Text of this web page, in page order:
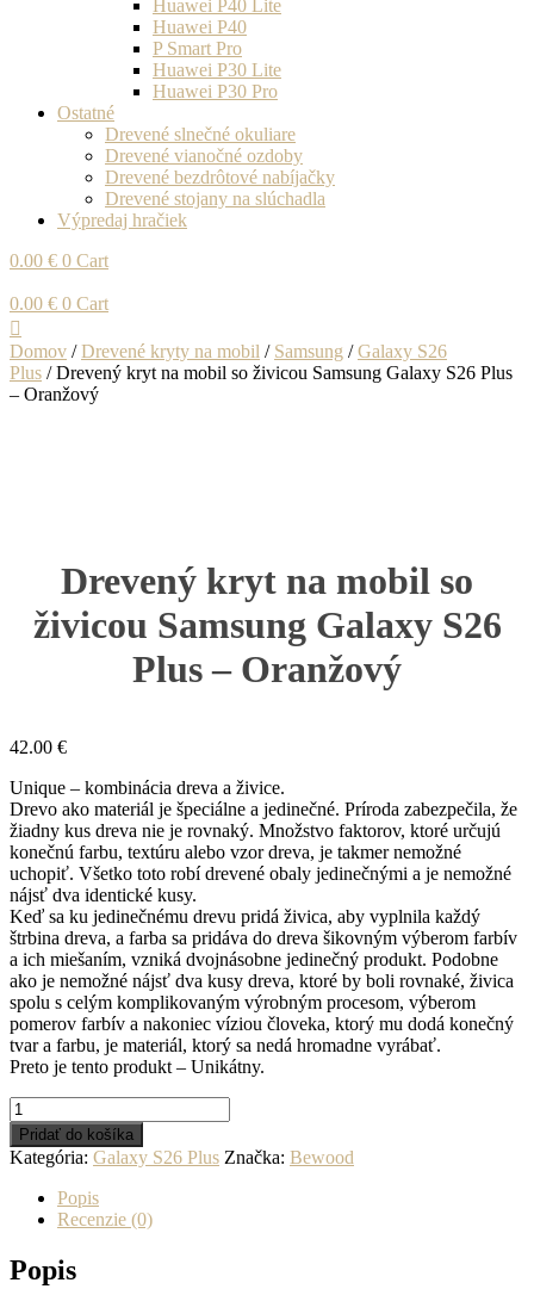
Huawei P40 Lite
Huawei P40
P Smart Pro
Huawei P30 Lite
Huawei P30 Pro
Ostatné
Drevené slnečné okuliare
Drevené vianočné ozdoby
Drevené bezdrôtové nabíjačky
Drevené stojany na slúchadla
Výpredaj hračiek
0.00 € 0 Cart
0.00 € 0 Cart
Domov /Drevené kryty na mobil / Samsung /Galaxy S26
Plus / Drevený kryt na mobil so živicou Samsung Galaxy S26 Plus
– Oranžový
Drevený kryt na mobil so
živicou Samsung Galaxy S26
Plus – Oranžový
42.00 €
Unique – kombinácia dreva a živice.
Drevo ako materiál je špeciálne a jedinečné. Príroda zabezpečila, že
žiadny kus dreva nie je rovnaký. Množstvo faktorov, ktoré určujú
konečnú farbu, textúru alebo vzor dreva, je takmer nemožné
uchopiť. Všetko toto robí drevené obaly jedinečnými a je nemožné
nájsť dva identické kusy.
Keď sa ku jedinečnému drevu pridá živica, aby vyplnila každý
štrbina dreva, a farba sa pridáva do dreva šikovným výberom farbív
a ich miešaním, vzniká dvojnásobne jedinečný produkt. Podobne
ako je nemožné nájsť dva kusy dreva, ktoré by boli rovnaké, živica
spolu s celým komplikovaným výrobným procesom, výberom
pomerov farbív a nakoniec víziou človeka, ktorý mu dodá konečný
tvar a farbu, je materiál, ktorý sa nedá hromadne vyrábať.
Preto je tento produkt – Unikátny.
množstvo
Drevený
kryt
na
mobil
živicou
Samsung
Galaxy
Pridať do košíka
Kategória: Galaxy S26 Plus Značka: Bewood
Popis
Recenzie (0)
Popis